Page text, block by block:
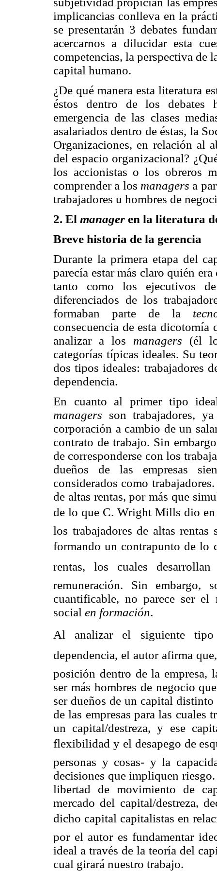
implicancias conlleva en la
se presentarán 3 debates
acercarnos a dilucidar esta
competencias, la perspectiva
capital humano.
¿De qué manera esta literatura
éstos dentro de los debates
emergencia de las clases
asalariados dentro de éstas, la
Organizaciones, en relación al
del espacio organizacional?
los accionistas o los obreros
comprender a los managers a
trabajadores u hombres de
2. El manager en la literatura
Breve historia de la gerencia
Durante la primera etapa del
parecía estar más claro quién
tanto como los ejecutivos
diferenciados de los
formaban parte de la
consecuencia de esta
analizar a los managers (él
categorías típicas ideales. Su
dos tipos ideales: trabajadores
dependencia.
En cuanto al primer tipo
managers son trabajadores,
corporación a cambio de un
contrato de trabajo. Sin
de corresponderse con los
dueños de las empresas
considerados como
de altas rentas, por más que
de lo que C. Wright Mills dio en
los trabajadores de altas rentas
formando un contrapunto de lo
rentas, los cuales
remuneración. Sin embargo,
cuantificable, no parece ser
social en formación.
Al analizar el siguiente tipo
dependencia, el autor afirma
posición dentro de la empresa,
ser más hombres de negocio
ser dueños de un capital
de las empresas para las cuales
un capital/destreza, y ese
flexibilidad y el desapego de
personas y cosas- y la
decisiones que impliquen
libertad de movimiento de
mercado del capital/destreza,
dicho capital capitalistas en
por el autor es fundamentar
ideal a través de la teoría del
cual girará nuestro trabajo.